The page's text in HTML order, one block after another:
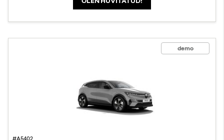
demo
#A5402